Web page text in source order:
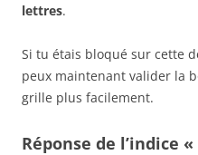
lettres.
Si tu étais bloqué sur cette
peux maintenant valider la
grille plus facilement.
Réponse de l’indice